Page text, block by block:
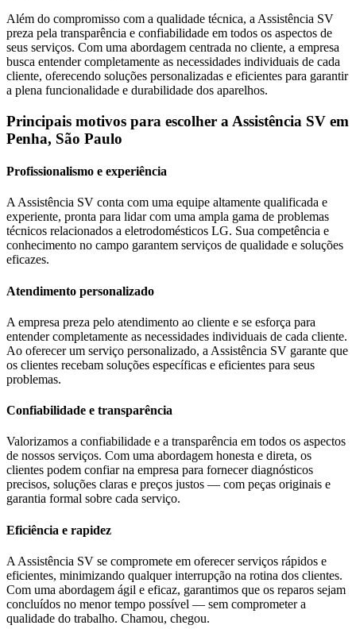
Além do compromisso com a qualidade técnica, a Assistência SV
preza pela transparência e confiabilidade em todos os aspectos de
seus serviços. Com uma abordagem centrada no cliente, a empresa
busca entender completamente as necessidades individuais de cada
cliente, oferecendo soluções personalizadas e eficientes para garantir
a plena funcionalidade e durabilidade dos aparelhos.
Principais motivos para escolher a Assistência SV em
Penha, São Paulo
Profissionalismo e experiência
A Assistência SV conta com uma equipe altamente qualificada e
experiente, pronta para lidar com uma ampla gama de problemas
técnicos relacionados a eletrodomésticos LG. Sua competência e
conhecimento no campo garantem serviços de qualidade e soluções
eficazes.
Atendimento personalizado
A empresa preza pelo atendimento ao cliente e se esforça para
entender completamente as necessidades individuais de cada cliente.
Ao oferecer um serviço personalizado, a Assistência SV garante que
os clientes recebam soluções específicas e eficientes para seus
problemas.
Confiabilidade e transparência
Valorizamos a confiabilidade e a transparência em todos os aspectos
de nossos serviços. Com uma abordagem honesta e direta, os
clientes podem confiar na empresa para fornecer diagnósticos
precisos, soluções claras e preços justos — com peças originais e
garantia formal sobre cada serviço.
Eficiência e rapidez
A Assistência SV se compromete em oferecer serviços rápidos e
eficientes, minimizando qualquer interrupção na rotina dos clientes.
Com uma abordagem ágil e eficaz, garantimos que os reparos sejam
concluídos no menor tempo possível — sem comprometer a
qualidade do trabalho. Chamou, chegou.